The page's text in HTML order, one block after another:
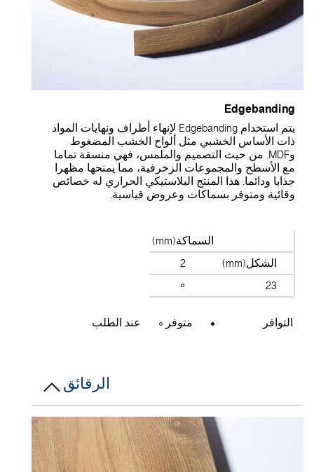
Edgebanding
يتم استخدام Edgebanding لإنهاء أطراف ونهايات المواد
ذات الأساس الخشبي مثل ألواح الخشب المضغوط
وMDF. من حيث التصميم والملمس، فهي منسقة تماما
مع الأسطح والمجموعات الزخرفية، مما يمنحها مظهرا
جذابا ودائما. هذا المنتج البلاستيكي الحراري له خصائص
وقائية ومتوفر بسماكات وعروض قياسية.
السماكة(mm)
الشكل(mm)
2
23
التوافر متوفر عند الطلب
الرقائق